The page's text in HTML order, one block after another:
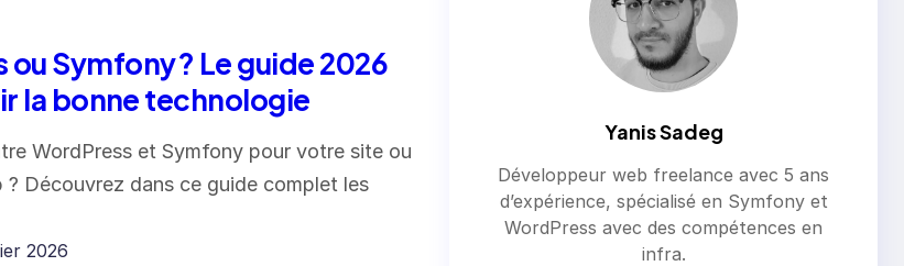
ou Symfony ? Le guide 2026
la bonne technologie
WordPress et Symfony pour votre site ou
Découvrez dans ce guide complet les
2026
Yanis Sadeg
Développeur web freelance avec 5 ans
d’expérience, spécialisé en Symfony et
WordPress avec des compétences en
infra.